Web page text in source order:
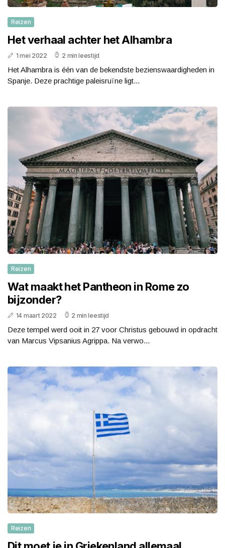
Reizen
Het verhaal achter het Alhambra
1 mei 2022 2 min leestijd
Het Alhambra is één van de bekendste bezienswaardigheden in
Spanje. Deze prachtige paleisruïne ligt...
Reizen
Wat maakt het Pantheon in Rome zo
bijzonder?
14 maart 2022 2 min leestijd
Deze tempel werd ooit in 27 voor Christus gebouwd in opdracht
van Marcus Vipsanius Agrippa. Na verwo...
Reizen